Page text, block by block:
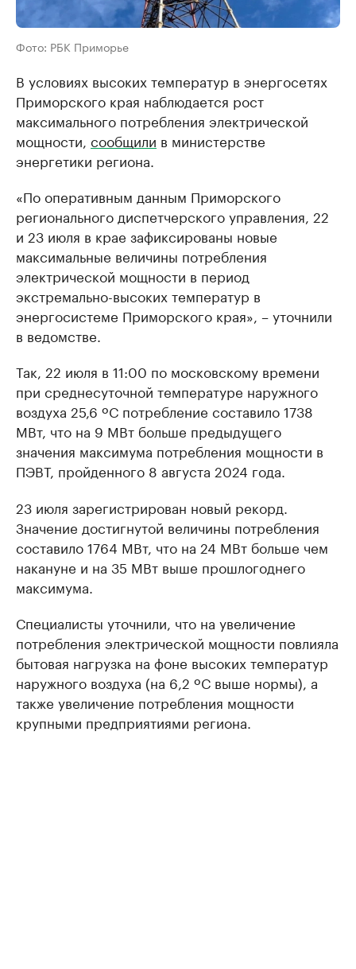
Фото: РБК Приморье
В условиях высоких температур в энергосетях
Приморского края наблюдается рост
максимального потребления электрической
мощности, сообщили в министерстве
энергетики региона.
«По оперативным данным Приморского
регионального диспетчерского управления, 22
и 23 июля в крае зафиксированы новые
максимальные величины потребления
электрической мощности в период
экстремально-высоких температур в
энергосистеме Приморского края», – уточнили
в ведомстве.
Так, 22 июля в 11:00 по московскому времени
при среднесуточной температуре наружного
воздуха 25,6 ºС потребление составило 1738
МВт, что на 9 МВт больше предыдущего
значения максимума потребления мощности в
ПЭВТ, пройденного 8 августа 2024 года.
23 июля зарегистрирован новый рекорд.
Значение достигнутой величины потребления
составило 1764 МВт, что на 24 МВт больше чем
накануне и на 35 МВт выше прошлогоднего
максимума.
Специалисты уточнили, что на увеличение
потребления электрической мощности повлияла
бытовая нагрузка на фоне высоких температур
наружного воздуха (на 6,2 ºС выше нормы), а
также увеличение потребления мощности
крупными предприятиями региона.